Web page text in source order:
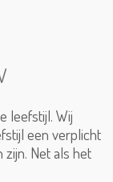
leefstijl. Wij
een verplicht
Net als het